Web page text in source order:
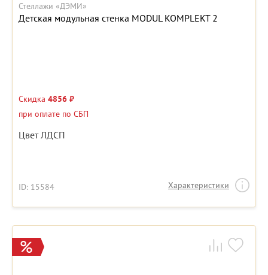
Стеллажи «ДЭМИ»
Детская модульная стенка MODUL KOMPLEKT 2
Скидка 4856 ₽
при оплате по СБП
Цвет ЛДСП
ID: 15584 Характеристики